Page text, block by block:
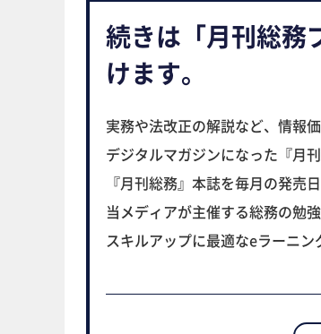
続きは「月刊総務
けます。
実務や法改正の解説など、情報
デジタルマガジンになった『月
『月刊総務』本誌を毎月の発売
当メディアが主催する総務の勉
スキルアップに最適なeラーニ